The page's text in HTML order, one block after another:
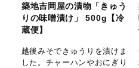
築地吉岡屋の漬物「きゅう
りの味噌漬け」 500g【冷
蔵便】
越後みそできゅうりを漬けま
した。チャーハンやおにぎり